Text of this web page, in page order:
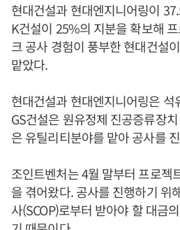
현대건설과 현대엔지니어링이
K건설이 25%의 지분을 확보해
크 공사 경험이 풍부한 현대건설
맡았다.
현대건설과 현대엔지니어링은
GS건설은 원유정제 진공증류장
은 유틸리티분야를 맡아 공사를
조인트벤처는 4월 말부터 프로젝
을 겪어왔다. 공사를 진행하기 위
사(SCOP)로부터 받아야 할 대금